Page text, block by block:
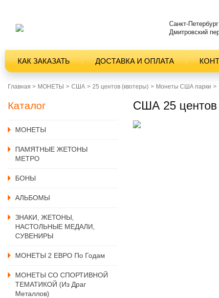
Санкт-Петербург
Дмитровский
КАК ЗАКАЗАТЬ ДОСТАВКА И ОПЛАТА
Главная > MОНЕТЫ США 25 центов (квотеры) Монеты США парки
Каталог
MОНЕТЫ
ПАМЯТНЫЕ ЖЕТОНЫ
МЕТРО
БОНЫ
АЛЬБОМЫ
ЗНАКИ, ЖЕТОНЫ,
НАСТОЛЬНЫЕ МЕДАЛИ,
СУВЕНИРЫ
МОНЕТЫ 2 ЕВРО По Годам
МОНЕТЫ СО СПОРТИВНОЙ
ТЕМАТИКОЙ (из Драг
Металлов)
США 25 центов